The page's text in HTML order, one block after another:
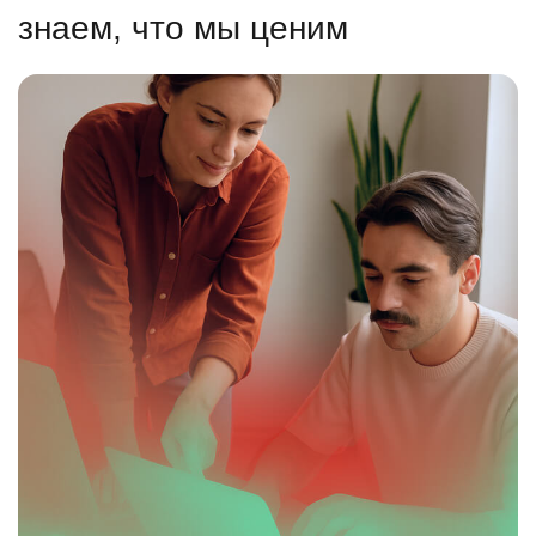
знаем, что мы ценим